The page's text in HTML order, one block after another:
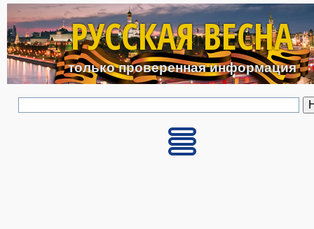
Перейти к основному
РУССКАЯ ВЕСНА
только проверенная информация